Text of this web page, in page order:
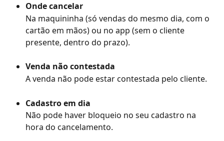
Onde cancelar
Na maquininha (só vendas do mesmo dia, com o
cartão em mãos) ou no app (sem o cliente
presente, dentro do prazo).
Venda não contestada
A venda não pode estar contestada pelo cliente.
Cadastro em dia
Não pode haver bloqueio no seu cadastro na
hora do cancelamento.